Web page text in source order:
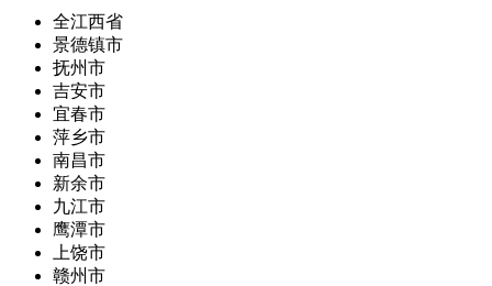
全江西省
景德镇市
抚州市
吉安市
宜春市
萍乡市
南昌市
新余市
九江市
鹰潭市
上饶市
赣州市